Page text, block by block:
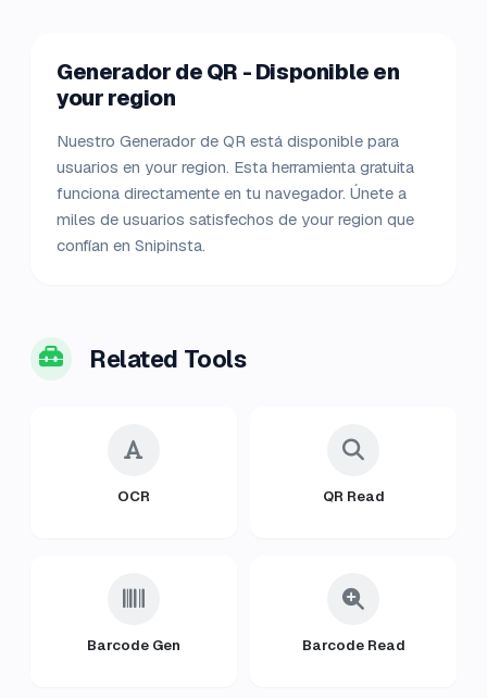
Generador de QR - Disponible en
your region
Nuestro Generador de QR está disponible para
usuarios en your region. Esta herramienta gratuita
funciona directamente en tu navegador. Únete a
miles de usuarios satisfechos de your region que
confían en Snipinsta.
Related Tools
OCR QR Read
Barcode Gen Barcode Read